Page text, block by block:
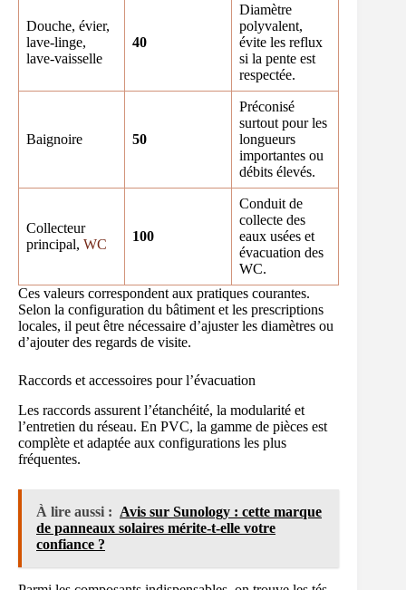
Douche, évier,
lave-linge,
lave-vaisselle
40
Diamètre
polyvalent,
évite les reflux
si la pente est
respectée.
Baignoire 50
Préconisé
surtout pour les
longueurs
importantes ou
débits élevés.
Collecteur
principal, WC
100
Conduit de
collecte des
eaux usées et
évacuation des
WC.
Ces valeurs correspondent aux pratiques courantes.
Selon la configuration du bâtiment et les prescriptions
locales, il peut être nécessaire d’ajuster les diamètres ou
d’ajouter des regards de visite.
Raccords et accessoires pour l’évacuation
Les raccords assurent l’étanchéité, la modularité et
l’entretien du réseau. En PVC, la gamme de pièces est
complète et adaptée aux configurations les plus
fréquentes.
À lire aussi : Avis sur Sunology : cette marque
de panneaux solaires mérite-t-elle votre
confiance ?